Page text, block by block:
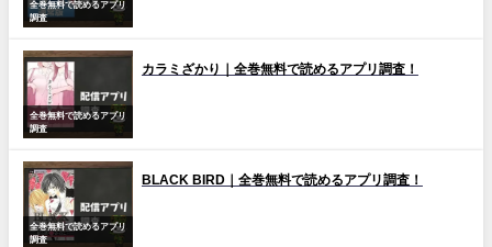
全巻無料で読めるアプリ
調査
全巻無料で読めるアプリ
調査
カラミざかり｜全巻無料で読めるアプリ調査！
全巻無料で読めるアプリ
調査
BLACK BIRD｜全巻無料で読めるアプリ調査！